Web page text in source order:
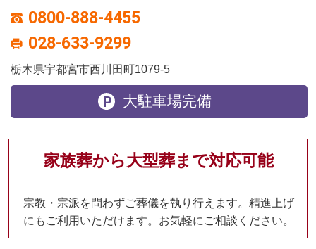
0800-888-4455
028-633-9299
栃木県宇都宮市西川田町1079-5
大駐車場完備
家族葬から大型葬まで対応可能
宗教・宗派を問わずご葬儀を執り行えます。精進上げ
にもご利用いただけます。お気軽にご相談ください。